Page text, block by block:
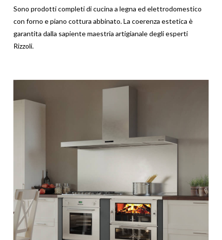
Sono prodotti completi di cucina a legna ed elettrodomestico
con forno e piano cottura abbinato. La coerenza estetica è
garantita dalla sapiente maestria artigianale degli esperti
Rizzoli.